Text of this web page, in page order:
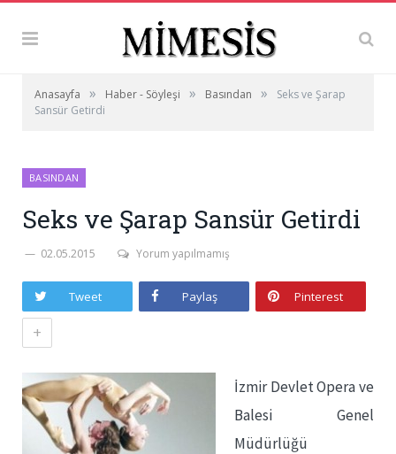
Anasayfa » Haber - Söyleşi » Basından »
Seks ve Şarap
Sansür Getirdi
BASINDAN
Seks ve Şarap Sansür Getirdi
02.05.2015 Yorum yapılmamış
Tweet Paylaş Pinterest
+
İzmir Devlet Opera ve
Balesi Genel
Müdürlüğü